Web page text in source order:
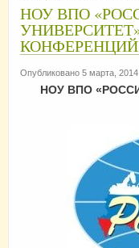
НОУ ВПО
КОНФЕРЕНЦИЙ
Опубликовано 5 марта,
НОУ ВПО